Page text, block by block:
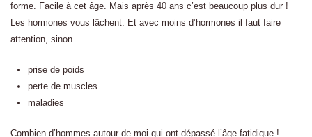
forme. Facile à cet âge. Mais après 40 ans c’est beaucoup plus dur !
Les hormones vous lâchent. Et avec moins d’hormones il faut faire
attention, sinon…
prise de poids
perte de muscles
maladies
Combien d’hommes autour de moi qui ont dépassé l’âge fatidique !